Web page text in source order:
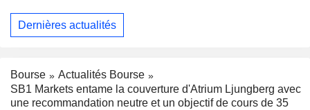
Dernières actualités
Bourse
Actualités Bourse
SB1 Markets entame la couverture d'Atrium Ljungberg avec
une recommandation neutre et un objectif de cours de 35